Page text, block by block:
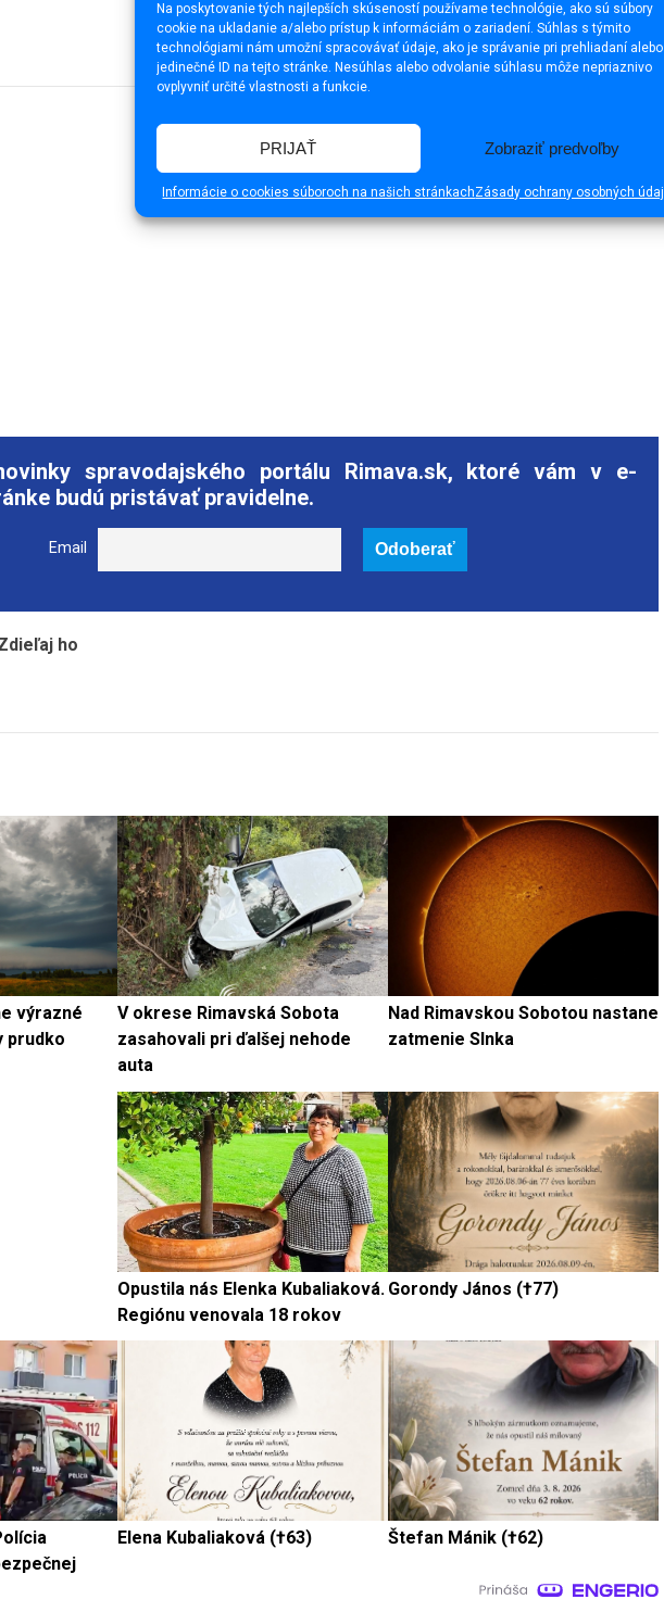
Na poskytovanie tých najlepších skúseností používame technológie, ako sú súbory
cookie na ukladanie a/alebo prístup k informáciám o zariadení. Súhlas s týmito
technológiami nám umožní spracovávať údaje, ako je správanie pri prehliadaní alebo
jedinečné ID na tejto stránke. Nesúhlas alebo odvolanie súhlasu môže nepriaznivo
ovplyvniť určité vlastnosti a funkcie.
PRIJAŤ Zobraziť predvoľby
Informácie o cookies súboroch na našich stránkachZásady ochrany osobných
spravodajského portálu Rimava.sk, ktoré vám v e-
budú pristávať pravidelne.
Email
ho
výrazné
prudko
V okrese Rimavská Sobota
zasahovali pri ďalšej nehode
auta
Nad Rimavskou Sobotou nastane
zatmenie Slnka
Opustila nás Elenka Kubaliaková.
Regiónu venovala 18 rokov
Gorondy János (†77)
Elena Kubaliaková (†63) Štefan Mánik (†62)